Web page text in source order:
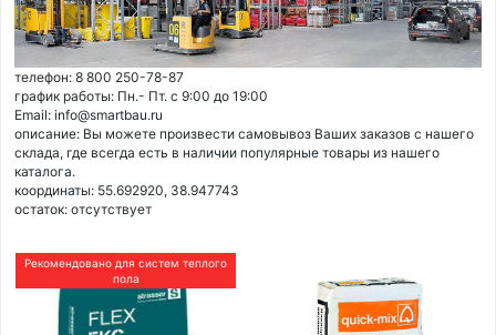
телефон: 8 800 250-78-87
график работы: Пн.- Пт. с 9:00 до 19:00
Email: info@smartbau.ru
описание: Вы можете произвести самовывоз Ваших заказов с нашего
склада, где всегда есть в наличии популярные товары из нашего
каталога.
координаты: 55.692920, 38.947743
остаток: отсутствует
Рекомендовано для систем теплого
пола